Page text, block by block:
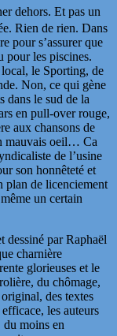
dehors. Et pas un
Rien de rien. Dans
pour s’assurer que
pour les piscines.
le Sporting, de
Non, ce qui gène
dans le sud de la
en pull-over rouge,
aux chansons de
mauvais oeil… Ca
de l’usine
son honnêteté et
plan de licenciement
un certain
dessiné par Raphaël
charnière
glorieuses et le
du chômage,
des textes
les auteurs
du moins en